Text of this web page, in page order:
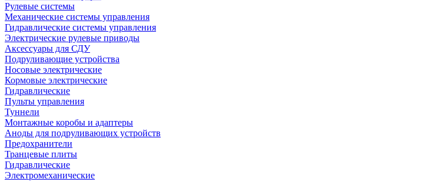
Рулевые системы
Механические системы управления
Гидравлические системы управления
Электрические рулевые приводы
Аксессуары для СДУ
Подруливающие устройства
Носовые электрические
Кормовые электрические
Гидравлические
Пульты управления
Туннели
Монтажные коробы и адаптеры
Аноды для подруливающих устройств
Предохранители
Транцевые плиты
Гидравлические
Электромеханические